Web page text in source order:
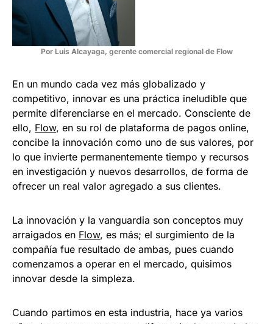
Por Luis Alcayaga, gerente comercial regional de Flow
En un mundo cada vez más globalizado y
competitivo, innovar es una práctica ineludible que
permite diferenciarse en el mercado. Consciente de
ello, Flow, en su rol de plataforma de pagos online,
concibe la innovación como uno de sus valores, por
lo que invierte permanentemente tiempo y recursos
en investigación y nuevos desarrollos, de forma de
ofrecer un real valor agregado a sus clientes.
La innovación y la vanguardia son conceptos muy
arraigados en Flow, es más; el surgimiento de la
compañía fue resultado de ambas, pues cuando
comenzamos a operar en el mercado, quisimos
innovar desde la simpleza.
Cuando partimos en esta industria, hace ya varios